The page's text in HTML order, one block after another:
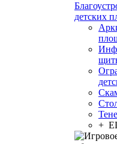
детских
+